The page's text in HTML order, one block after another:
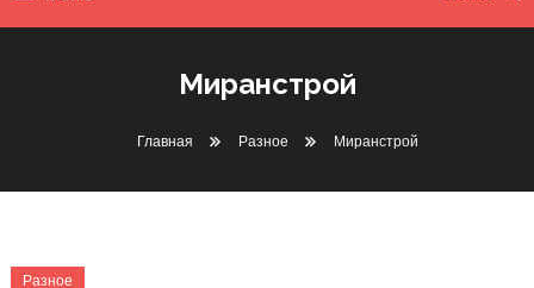
Миранстрой
Главная Разное Миранстрой
Разное